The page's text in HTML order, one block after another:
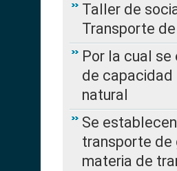
Taller de
Transporte
Por la cual
de capacidad
natural
Se
transporte de
materia de